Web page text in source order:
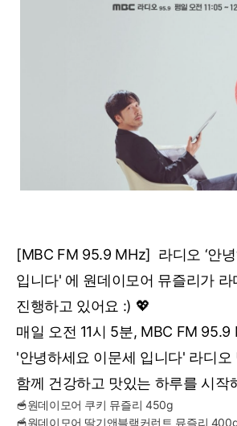
[MBC FM 95.9 MHz] 라디오 ‘안
입니다' 에 원데이모어 뮤즐리가 라
진행하고 있어요 :) 💖
매일 오전 11시 5분, MBC FM 95.9
'안녕하세요 이문세 입니다' 라디오
함께 건강하고 맛있는 하루를 시작
🥣원데이모어 쿠키 뮤즐리 450g
🥣원데이모어 딸기앤블랙커런트 뮤즐리